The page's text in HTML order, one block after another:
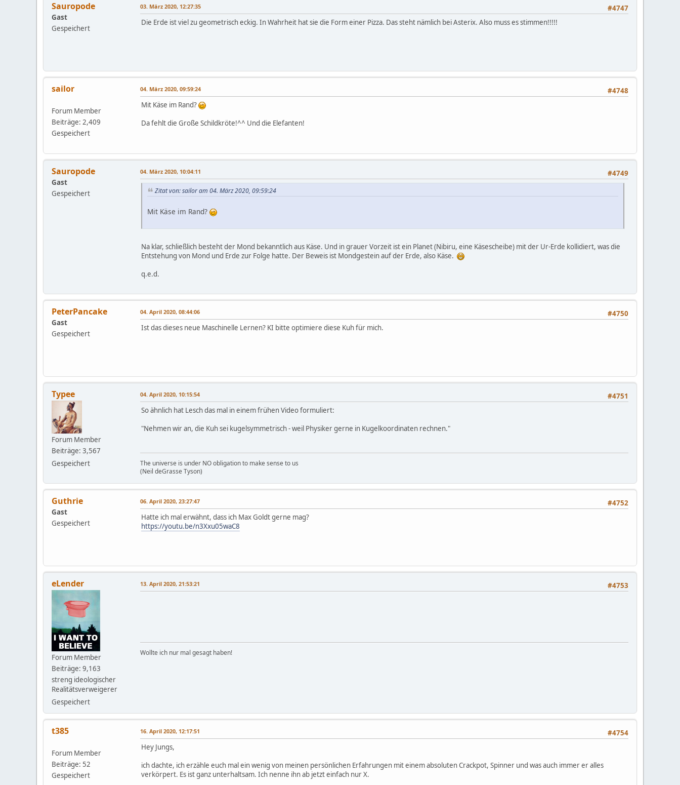
Sauropode
Gast
Gespeichert
#4747
03. März 2020, 12:27:35
Die Erde ist viel zu geometrisch eckig. In Wahrheit hat sie die Form einer Pizza. Das steht nämlich bei Asterix. Also muss es stimmen!!!!!
sailor
Forum Member
Beiträge: 2,409
Gespeichert
#4748
04. März 2020, 09:59:24
Mit Käse im Rand?
Da fehlt die Große Schildkröte!^^ Und die Elefanten!
Sauropode
Gast
Gespeichert
#4749
04. März 2020, 10:04:11
Zitat von: sailor am 04. März 2020, 09:59:24
Mit Käse im Rand?
Na klar, schließlich besteht der Mond bekanntlich aus Käse. Und in grauer Vorzeit ist ein Planet (Nibiru, eine Käsescheibe) mit der Ur-Erde kollidiert, was die
Entstehung von Mond und Erde zur Folge hatte. Der Beweis ist Mondgestein auf der Erde, also Käse.
q.e.d.
PeterPancake
Gast
Gespeichert
#4750
04. April 2020, 08:44:06
Ist das dieses neue Maschinelle Lernen? KI bitte optimiere diese Kuh für mich.
Typee
Forum Member
Beiträge: 3,567
Gespeichert
#4751
04. April 2020, 10:15:54
So ähnlich hat Lesch das mal in einem frühen Video formuliert:
"Nehmen wir an, die Kuh sei kugelsymmetrisch - weil Physiker gerne in Kugelkoordinaten rechnen."
The universe is under NO obligation to make sense to us
(Neil deGrasse Tyson)
Guthrie
Gast
Gespeichert
#4752
06. April 2020, 23:27:47
Hatte ich mal erwähnt, dass ich Max Goldt gerne mag?
https://youtu.be/n3Xxu05waC8
eLender
Forum Member
Beiträge: 9,163
streng ideologischer
Realitätsverweigerer
Gespeichert
#4753
13. April 2020, 21:53:21
Wollte ich nur mal gesagt haben!
t385
Forum Member
Beiträge: 52
Gespeichert
#4754
16. April 2020, 12:17:51
Hey Jungs,
ich dachte, ich erzähle euch mal ein wenig von meinen persönlichen Erfahrungen mit einem absoluten Crackpot, Spinner und was auch immer er alles
verkörpert. Es ist ganz unterhaltsam. Ich nenne ihn ab jetzt einfach nur X.